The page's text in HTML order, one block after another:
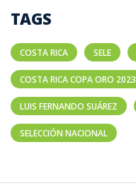
TAGS
COSTA RICA SELE
COSTA RICA COPA ORO 2023
LUIS FERNANDO SUÁREZ
SELECCIÓN NACIONAL